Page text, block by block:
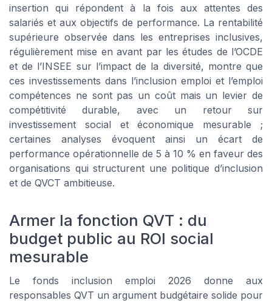
insertion qui répondent à la fois aux attentes des
salariés et aux objectifs de performance. La rentabilité
supérieure observée dans les entreprises inclusives,
régulièrement mise en avant par les études de l’OCDE
et de l’INSEE sur l’impact de la diversité, montre que
ces investissements dans l’inclusion emploi et l’emploi
compétences ne sont pas un coût mais un levier de
compétitivité durable, avec un retour sur
investissement social et économique mesurable ;
certaines analyses évoquent ainsi un écart de
performance opérationnelle de 5 à 10 % en faveur des
organisations qui structurent une politique d’inclusion
et de QVCT ambitieuse.
Armer la fonction QVT : du
budget public au ROI social
mesurable
Le fonds inclusion emploi 2026 donne aux
responsables QVT un argument budgétaire solide pour